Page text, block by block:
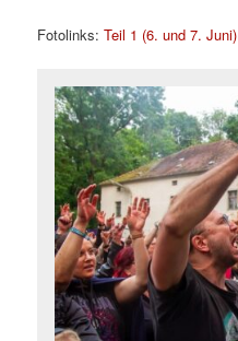
Fotolinks:Teil 1 (6. und 7. Juni)